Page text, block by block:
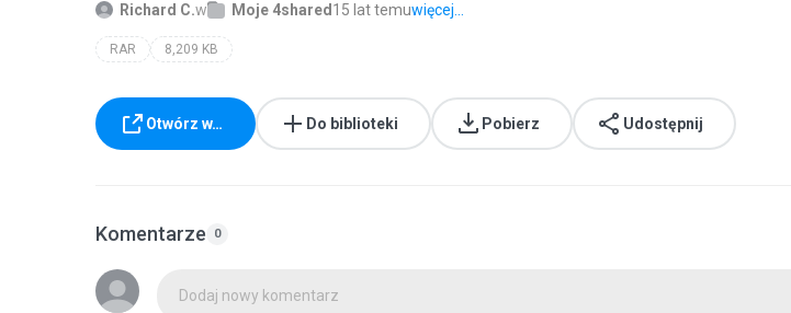
Richard C.w Moje 4shared 15 lat temuwięcej...
RAR 8,209 KB
Otwórz w… Do biblioteki Pobierz Udostępnij
Komentarze 0
Dodaj nowy komentarz